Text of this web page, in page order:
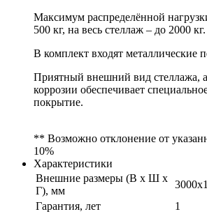
Максимум распределённой
500 кг, на весь стеллаж – до 2000 кг.
В комплект входят металлические
Приятный внешний вид стеллажа,
коррозии обеспечивает
покрытие.
** Возможно отклонение от
10%
Характеристики
Внешние размеры (В х Ш х
Г), мм
Гарантия, лет
1